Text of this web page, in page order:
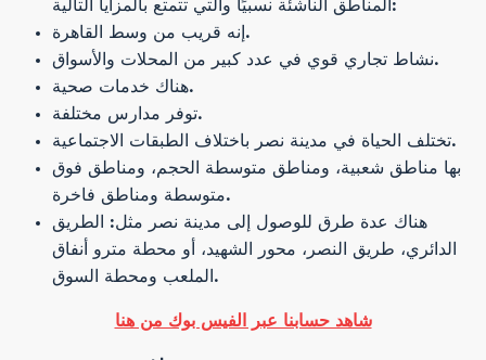
المناطق الناشئة نسبيًا والتي تتمتع بالمزايا التالية:
إنه قريب من وسط القاهرة.
نشاط تجاري قوي في عدد كبير من المحلات والأسواق.
هناك خدمات صحية.
توفر مدارس مختلفة.
تختلف الحياة في مدينة نصر باختلاف الطبقات الاجتماعية.
بها مناطق شعبية، ومناطق متوسطة الحجم، ومناطق فوق
متوسطة ومناطق فاخرة.
هناك عدة طرق للوصول إلى مدينة نصر مثل: الطريق
الدائري، طريق النصر، محور الشهيد، أو محطة مترو أنفاق
الملعب ومحطة السوق.
شاهد حسابنا عبر الفيس بوك من هنا